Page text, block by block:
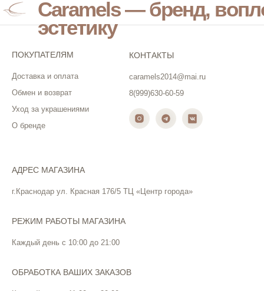
ПОКУПАТЕЛЯМ
Доставка и оплата
Обмен и возврат
Уход за украшениями
О бренде
КОНТАКТЫ
caramels2014@mai.ru
8(999)630-60-59
АДРЕС МАГАЗИНА
г.Краснодар ул. Красная 176/5 ТЦ «Центр города»
ОБРАБОТКА ВАШИХ ЗАКАЗОВ
РЕЖИМ РАБОТЫ МАГАЗИНА
Каждый день с 10:00 до 21:00
Caramels — бренд,
эстетику